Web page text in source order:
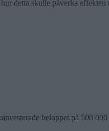
detta skulle påverka effekten
beloppet på 500